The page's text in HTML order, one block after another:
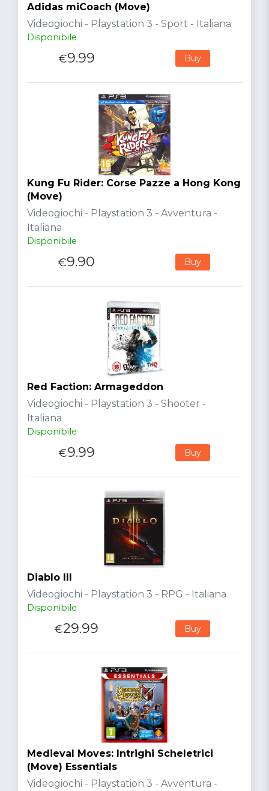
Adidas miCoach (Move)
Videogiochi - Playstation 3 - Sport - Italiana
Disponibile
€9.99 Buy
Kung Fu Rider: Corse Pazze a Hong Kong
(Move)
Videogiochi - Playstation 3 - Avventura -
Italiana
Disponibile
€9.90 Buy
Red Faction: Armageddon
Videogiochi - Playstation 3 - Shooter -
Italiana
Disponibile
€9.99 Buy
Diablo III
Videogiochi - Playstation 3 - RPG - Italiana
Disponibile
€29.99 Buy
Medieval Moves: Intrighi Scheletrici
(Move) Essentials
Videogiochi - Playstation 3 - Avventura -